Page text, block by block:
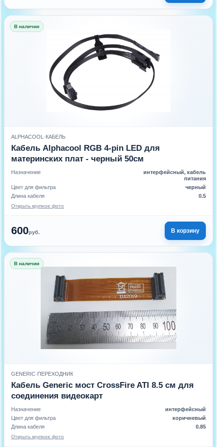
В наличии
ALPHACOOL ·КАБЕЛЬ
Кабель Alphacool RGB 4-pin LED для
материнских плат - черный 50см
Назначение
интерфейсный, кабель
питания
Цвет для фильтра
черный
Длина кабеля
0.5
Открыть крупное фото
600руб. В корзину
В наличии
GENERIC·ПЕРЕХОДНИК
Кабель Generic мост CrossFire ATI 8.5 см для
соединения видеокарт
Назначение
интерфейсный
Цвет для фильтра
коричневый
Длина кабеля
0.85
Открыть крупное фото